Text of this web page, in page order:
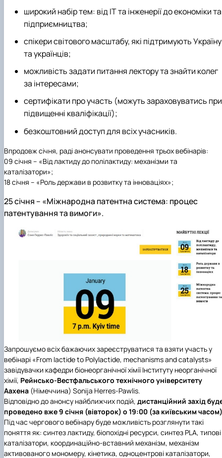
широкий набір тем: від ІТ та інженерії до економіки та
підприємництва;
спікери світового масштабу, які підтримують Україну
та українців;
можливість задати питання лектору та знайти колег
за інтересами;
сертифікати про участь (можуть зараховуватись при
підвищенні кваліфікації);
безкоштовний доступ для всіх учасників.
Впродовж січня, раді анонсувати проведення трьох вебінарів:
09 січня – «Від лактиду до полілактиду: механізми та
каталізатори»;
18 січня – «Роль держави в розвитку та інноваціях»;
25 січня – «Міжнародна патентна система: процес
патентування та вимоги».
Запрошуємо всіх бажаючих зареєструватися та взяти участь у
вебінарі «From lactide to Polylactide, mechanisms and catalysts»
завідувачки кафедри біонеорганічної хімії Інституту неорганічної
хімії, Рейнсько-Вестфальського технічного університету
Аахена (Німеччина) Sonija Herres-Pawlis.
Відповідно до анонсу найближчих подій, дистанційний захід
проведено вже9 січня (вівторок) о 19:00 (за київським часом)
Під час чергового вебінару буде можливість розглянути такі
поняття як: синтез лактиду, біопохідні ресурси, синтез PLA, типові
каталізатори, координаційно-вставний механізм, механізм
активованого мономеру, кінетика, одноцентрові каталізатори,